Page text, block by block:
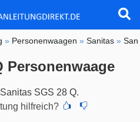
» Personenwaagen »Sanitas »
Personenwaage
SGS 28 Q.
hilfreich?